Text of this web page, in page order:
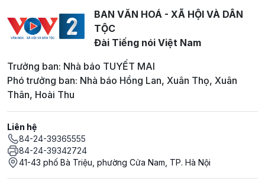
BAN VĂN HOÁ - XÃ HỘI VÀ DÂN
TỘC
Đài Tiếng nói Việt Nam
Trưởng ban: Nhà báo TUYẾT MAI
Phó trưởng ban: Nhà báo Hồng Lan, Xuân Thọ, Xuân
Thân, Hoài Thu
Liên hệ
84-24-39365555
84-24-39342724
41-43 phố Bà Triệu, phường Cửa Nam, TP. Hà Nội